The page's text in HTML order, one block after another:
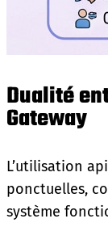
Dualité
Gateway
L’utilisation
ponctuelles,
système